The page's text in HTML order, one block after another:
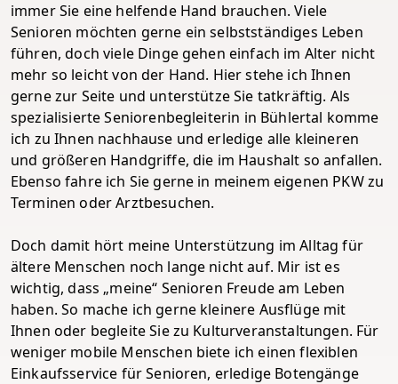
immer Sie eine helfende Hand brauchen. Viele
Senioren möchten gerne ein selbstständiges Leben
führen, doch viele Dinge gehen einfach im Alter nicht
mehr so leicht von der Hand. Hier stehe ich Ihnen
gerne zur Seite und unterstütze Sie tatkräftig. Als
spezialisierte Seniorenbegleiterin in Bühlertal komme
ich zu Ihnen nachhause und erledige alle kleineren
und größeren Handgriffe, die im Haushalt so anfallen.
Ebenso fahre ich Sie gerne in meinem eigenen PKW zu
Terminen oder Arztbesuchen.
Doch damit hört meine Unterstützung im Alltag für
ältere Menschen noch lange nicht auf. Mir ist es
wichtig, dass „meine“ Senioren Freude am Leben
haben. So mache ich gerne kleinere Ausflüge mit
Ihnen oder begleite Sie zu Kulturveranstaltungen. Für
weniger mobile Menschen biete ich einen flexiblen
Einkaufsservice für Senioren, erledige Botengänge